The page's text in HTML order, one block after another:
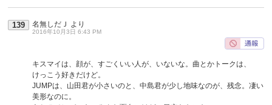
139 名無しだＪ より
2016年10月3日 6:43 PM
キスマイは、顔が、すごくいい人が、いないな。曲とかトークは、
けっこう好きだけど。
JUMPは、山田君が小さいのと、中島君が少し地味なのが、残念。凄い
美形なのに。